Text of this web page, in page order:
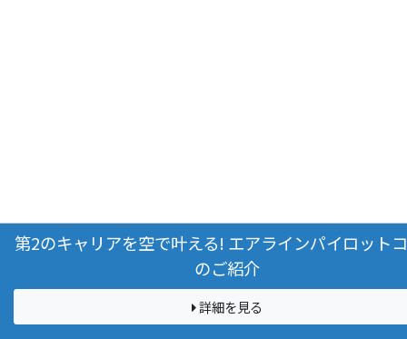
第2のキャリアを空で叶える! エアラインパイロット
のご紹介
詳細を見る